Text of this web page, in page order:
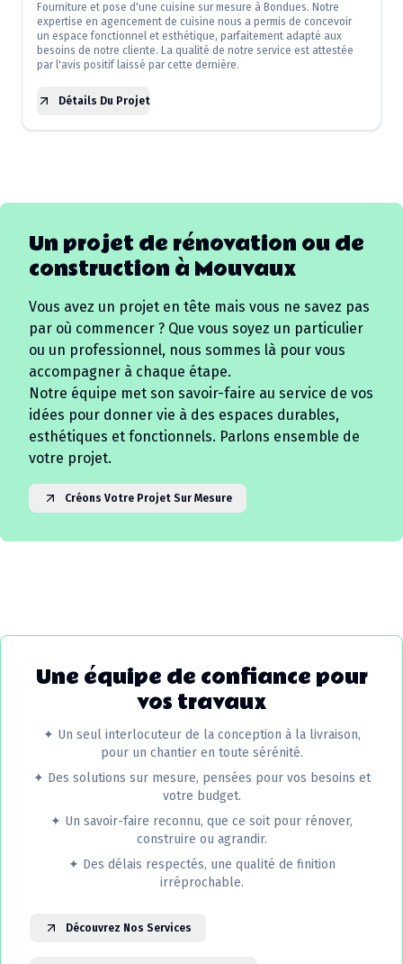
Fourniture et pose d'une cuisine sur mesure à Bondues. Notre
expertise en agencement de cuisine nous a permis de concevoir
un espace fonctionnel et esthétique, parfaitement adapté aux
besoins de notre cliente. La qualité de notre service est attestée
par l'avis positif laissé par cette dernière.
Détails Du Projet
Un projet de rénovation ou de
construction à Mouvaux
Vous avez un projet en tête mais vous ne savez pas
par où commencer ? Que vous soyez un particulier
ou un professionnel, nous sommes là pour vous
accompagner à chaque étape.
Notre équipe met son savoir-faire au service de vos
idées pour donner vie à des espaces durables,
esthétiques et fonctionnels. Parlons ensemble de
votre projet.
Créons Votre Projet Sur Mesure
Une équipe de confiance pour
vos travaux
✦ Un seul interlocuteur de la conception à la livraison,
pour un chantier en toute sérénité.
✦ Des solutions sur mesure, pensées pour vos besoins et
votre budget.
✦ Un savoir-faire reconnu, que ce soit pour rénover,
construire ou agrandir.
✦ Des délais respectés, une qualité de finition
irréprochable.
Découvrez Nos Services